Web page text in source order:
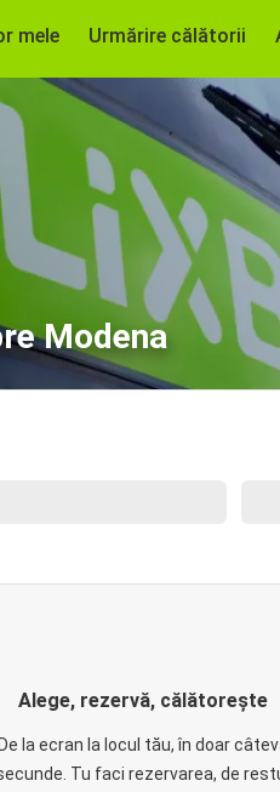
mele Urmărire călătorii
Modena
Alege, rezervă, călătorește
De la ecran la locul tău, în doar
Tu faci rezervarea, de